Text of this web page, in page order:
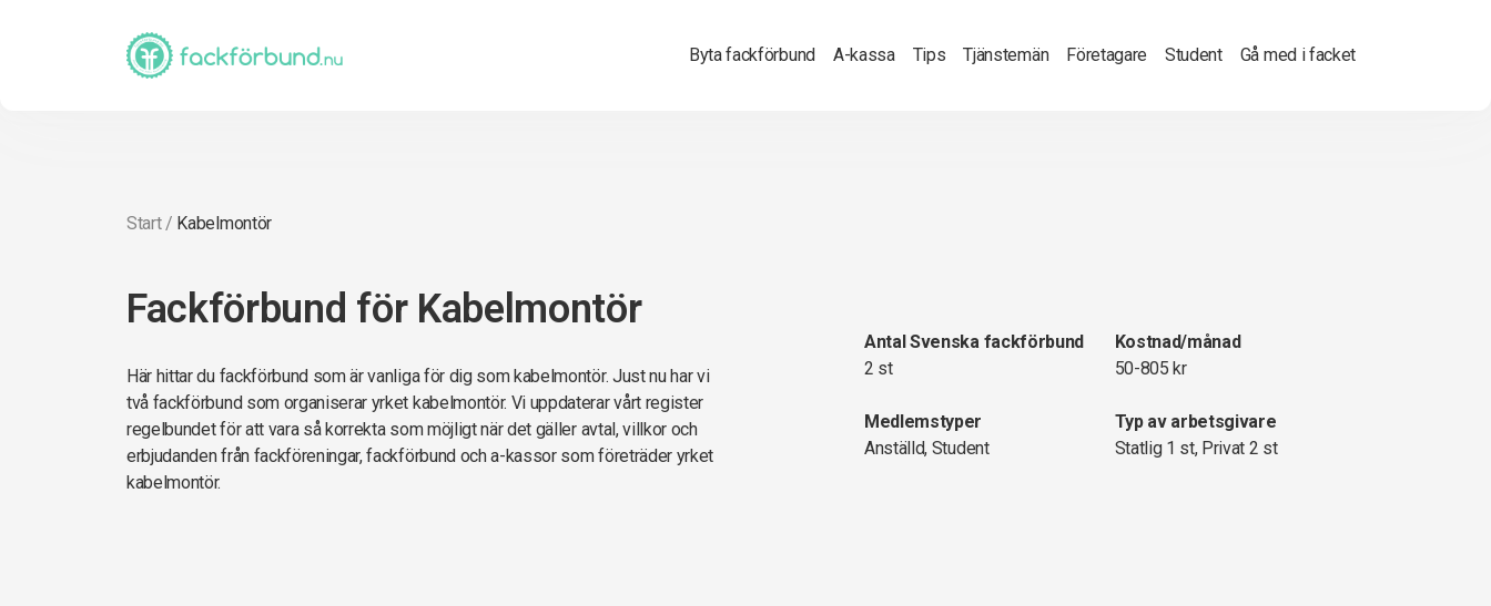
Byta fackförbund A-kassa Tips Tjänstemän Företagare Student Gå med i facket
Start/ Kabelmontör
Fackförbund för Kabelmontör
Här hittar du fackförbund som är vanliga för dig som kabelmontör. Just nu har vi
två fackförbund som organiserar yrket kabelmontör. Vi uppdaterar vårt register
regelbundet för att vara så korrekta som möjligt när det gäller avtal, villkor och
erbjudanden från fackföreningar, fackförbund och a-kassor som företräder yrket
kabelmontör.
Antal Svenska fackförbund
2 st
Kostnad/månad
50-805 kr
Medlemstyper
Anställd, Student
Typ av arbetsgivare
Statlig 1 st, Privat 2 st